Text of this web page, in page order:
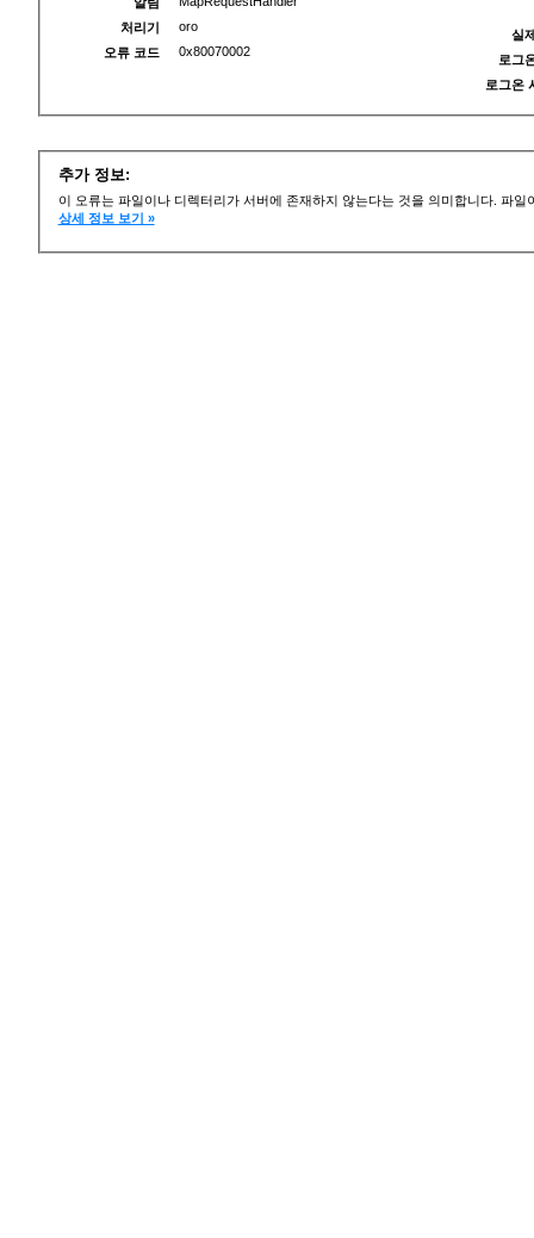
처리기
oro
오류 코드
0x80070002
실
로그
로그온
추가 정보:
이 오류는 파일이나 디렉터리가 서버에 존재하지 않는다는 것을 의미합니다. 파
상세 정보 보기 »